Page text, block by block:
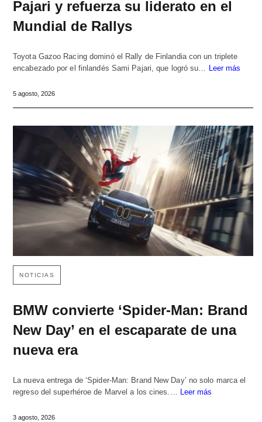
Pajari y refuerza su liderato en el
Mundial de Rallys
Toyota Gazoo Racing dominó el Rally de Finlandia con un triplete
encabezado por el finlandés Sami Pajari, que logró su…
Leer más
5 agosto, 2026
NOTICIAS
BMW convierte ‘Spider-Man: Brand
New Day’ en el escaparate de una
nueva era
La nueva entrega de ‘Spider-Man: Brand New Day’ no solo marca el
regreso del superhéroe de Marvel a los cines.… Leer más
3 agosto, 2026